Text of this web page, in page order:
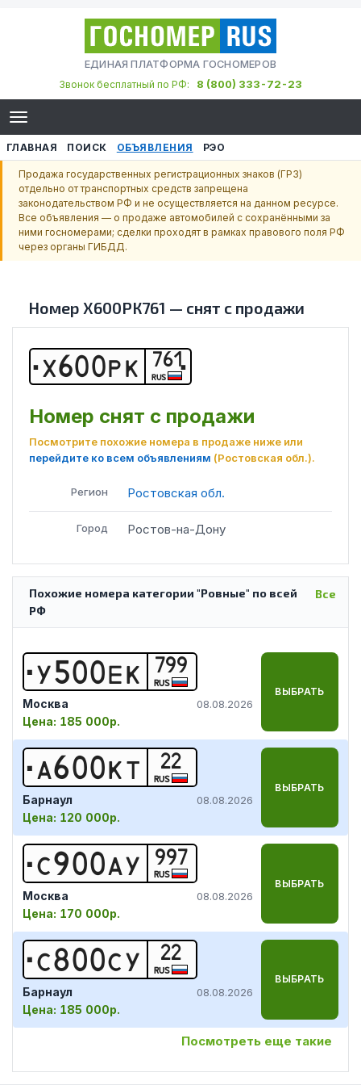
ЕДИНАЯ ПЛАТФОРМА ГОСНОМЕРОВ
Звонок бесплатный по РФ:
8 (800) 333-72-23
ГЛАВНАЯ ПОИСК ОБЪЯВЛЕНИЯ РЭО
Продажа государственных регистрационных знаков (ГРЗ)
отдельно от транспортных средств запрещена
законодательством РФ и не осуществляется на данном ресурсе.
Все объявления — о продаже автомобилей с сохранёнными за
ними госномерами; сделки проходят в рамках правового поля РФ
через органы ГИБДД.
Номер Х600РК761 — снят с продажи
Х600Р К 761
RUS
Номер снят с продажи
Посмотрите похожие номера в продаже ниже или
перейдите ко всем объявлениям (Ростовская обл.).
Регион Ростовская обл.
Город Ростов-на-Дону
Все
Похожие номера категории "Ровные" по всей
РФ
У500ЕК 799
RUS
Москва 08.08.2026
Цена: 185 000р.
ВЫБРАТЬ
А600КТ 22
RUS
Барнаул 08.08.2026
Цена: 120 000р.
ВЫБРАТЬ
С900АУ 997
RUS
Москва 08.08.2026
Цена: 170 000р.
ВЫБРАТЬ
С800СУ 22
RUS
Барнаул 08.08.2026
Цена: 185 000р.
ВЫБРАТЬ
Посмотреть еще такие